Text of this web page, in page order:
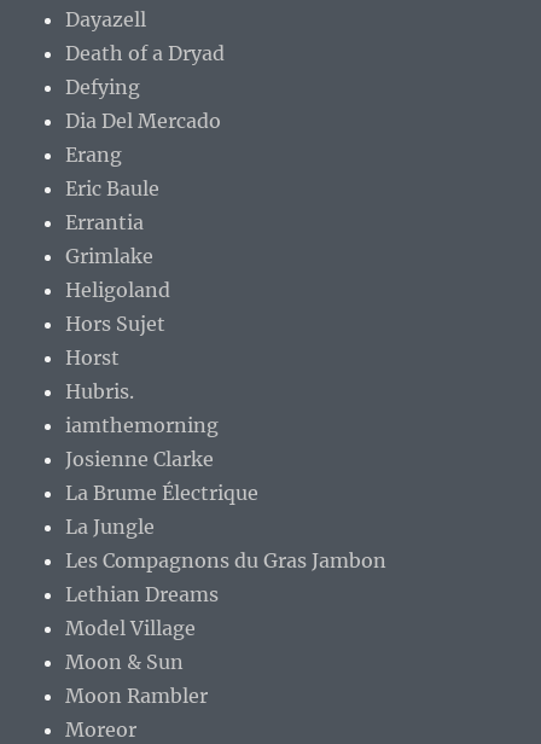
Dayazell
Death of a Dryad
Defying
Dia Del Mercado
Erang
Eric Baule
Errantia
Grimlake
Heligoland
Hors Sujet
Horst
Hubris.
iamthemorning
Josienne Clarke
La Brume Électrique
La Jungle
Les Compagnons du Gras Jambon
Lethian Dreams
Model Village
Moon & Sun
Moon Rambler
Moreor